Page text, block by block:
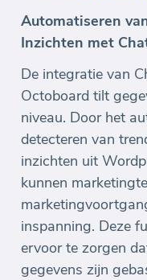
Automatiseren
Inzichten met
De integratie van
Octoboard tilt
niveau. Door het
detecteren van
inzichten uit
kunnen
inspanning. Deze
ervoor te zorgen
gegevens zijn